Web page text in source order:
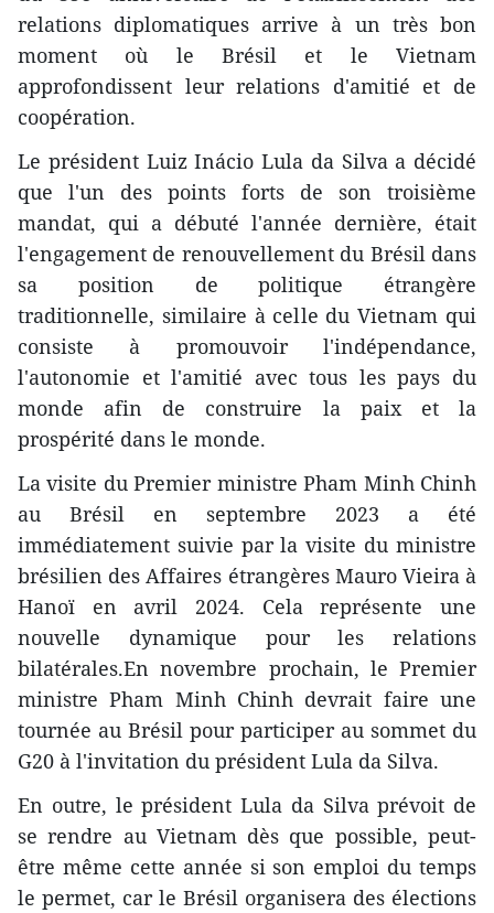
relations diplomatiques arrive à un très bon
moment où le Brésil et le Vietnam
approfondissent leur relations d'amitié et de
coopération.
Le président Luiz Inácio Lula da Silva a décidé
que l'un des points forts de son troisième
mandat, qui a débuté l'année dernière, était
l'engagement de renouvellement du Brésil dans
sa position de politique étrangère
traditionnelle, similaire à celle du Vietnam qui
consiste à promouvoir l'indépendance,
l'autonomie et l'amitié avec tous les pays du
monde afin de construire la paix et la
prospérité dans le monde.
La visite du Premier ministre Pham Minh Chinh
au Brésil en septembre 2023 a été
immédiatement suivie par la visite du ministre
brésilien des Affaires étrangères Mauro Vieira à
Hanoï en avril 2024. Cela représente une
nouvelle dynamique pour les relations
bilatérales.En novembre prochain, le Premier
ministre Pham Minh Chinh devrait faire une
tournée au Brésil pour participer au sommet du
G20 à l'invitation du président Lula da Silva.
En outre, le président Lula da Silva prévoit de
se rendre au Vietnam dès que possible, peut-
être même cette année si son emploi du temps
le permet, car le Brésil organisera des élections